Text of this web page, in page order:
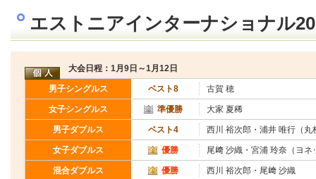
エストニアインターナショナル
大会日程：1月9日～1月12日
男子シングルス ベスト8 古賀 穂
女子シングルス 準優勝 大家 夏稀
男子ダブルス ベスト4 西川 裕次郎・浦井 唯行（丸
女子ダブルス 優勝 尾﨑 沙織・宮浦 玲奈（ヨネ
混合ダブルス 優勝 西川 裕次郎・尾﨑 沙織